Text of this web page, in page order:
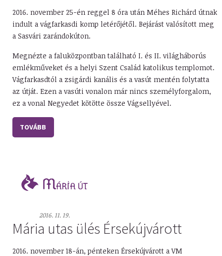
2016. november 25-én reggel 8 óra után Méhes Richárd útnak
indult a vágfarkasdi komp letérőjétől. Bejárást valósított meg
a Sasvári zarándokúton.
Megnézte a faluközpontban található I. és II. világháborús
emlékműveket és a helyi Szent Család katolikus templomot.
Vágfarkasdtól a zsigárdi kanális és a vasút mentén folytatta
az útját. Ezen a vasúti vonalon már nincs személyforgalom,
ez a vonal Negyedet kötötte össze Vágsellyével.
TOVÁBB
2016. 11. 19.
Mária utas ülés Érsekújvárott
2016. november 18-án, pénteken Érsekújvárott a VM